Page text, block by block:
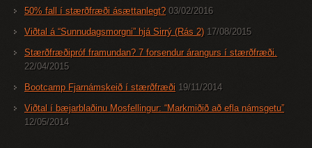
50% fall í stærðfræði ásættanlegt? 03/02/2016
Viðtal á “Sunnudagsmorgni” hjá Sirrý (Rás 2) 17/08/2015
Stærðfræðipróf framundan? 7 forsendur árangurs í stærðfræði.
22/04/2015
Bootcamp Fjarnámskeið í stærðfræði 19/11/2014
Viðtal í bæjarblaðinu Mosfellingur: “Markmiðið að efla námsgetu”
12/05/2014